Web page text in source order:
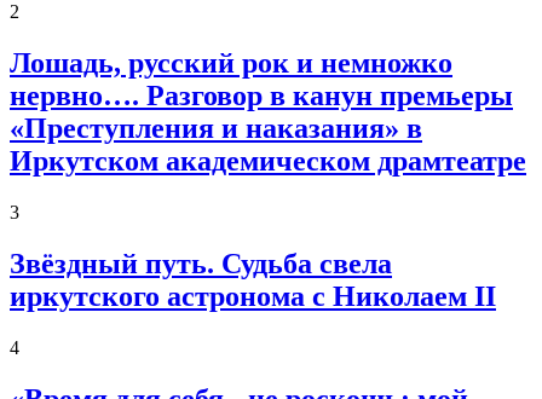
2
Лошадь, русский рок и немножко
нервно…. Разговор в канун премьеры
«Преступления и наказания» в
Иркутском академическом драмтеатре
3
Звёздный путь. Судьба свела
иркутского астронома с Николаем II
4